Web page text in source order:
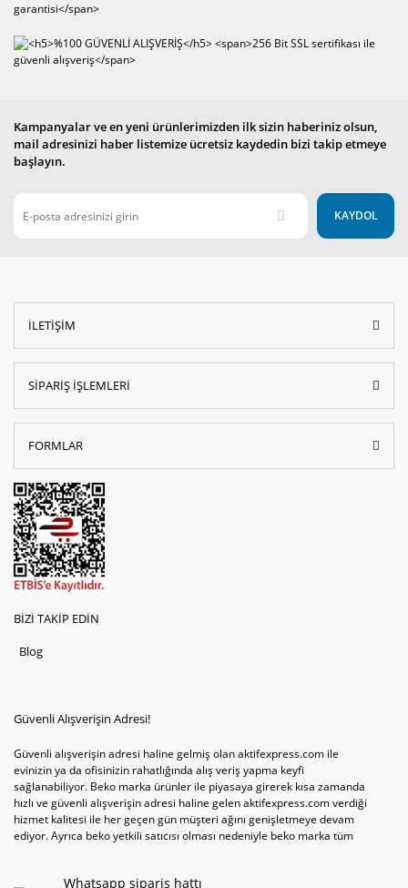
Kampanyalar ve en yeni ürünlerimizden ilk sizin haberiniz olsun,
mail adresinizi haber listemize ücretsiz kaydedin bizi takip etmeye
başlayın.
KAYDOL
İLETİŞİM
SİPARİŞ İŞLEMLERİ
FORMLAR
BİZİ TAKİP EDİN
Blog
Güvenli Alışverişin Adresi!
Güvenli alışverişin adresi haline gelmiş olan aktifexpress.com ile
evinizin ya da ofisinizin rahatlığında alış veriş yapma keyfi
sağlanabiliyor. Beko marka ürünler ile piyasaya girerek kısa zamanda
hızlı ve güvenli alışverişin adresi haline gelen aktifexpress.com verdiği
hizmet kalitesi ile her geçen gün müşteri ağını genişletmeye devam
ediyor. Ayrıca beko yetkili satıcısı olması nedeniyle beko marka tüm
televizyon ya da bulaşık makinesi değil aynı zamanda çamaşır makinesi
Whatsapp sipariş hattı